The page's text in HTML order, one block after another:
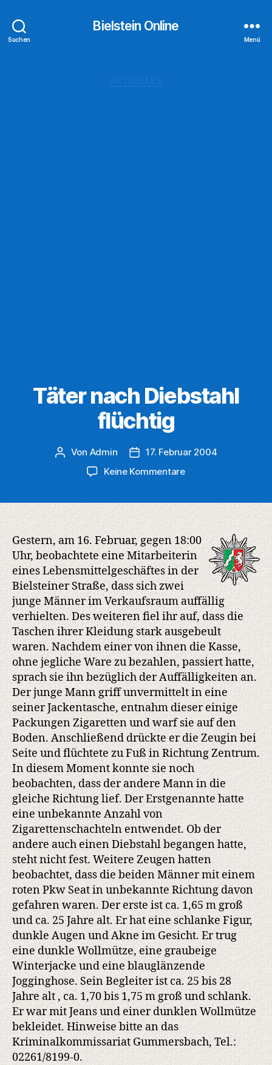
Suchen
Bielstein Online
Menü
Täter nach Diebstahl
flüchtig
Beitragsautor
Von Admin Veröffentlichungsdatum
17. Februar 2004
Keine Kommentarezu
Diebstahl
flüchtig
Gestern, am 16. Februar, gegen 18:00
Uhr, beobachtete eine Mitarbeiterin
eines Lebensmittelgeschäftes in der
Bielsteiner Straße, dass sich zwei
junge Männer im Verkaufsraum auffällig
verhielten. Des weiteren fiel ihr auf, dass die
Taschen ihrer Kleidung stark ausgebeult
waren. Nachdem einer von ihnen die Kasse,
ohne jegliche Ware zu bezahlen, passiert hatte,
sprach sie ihn bezüglich der Auffälligkeiten an.
Der junge Mann griff unvermittelt in eine
seiner Jackentasche, entnahm dieser einige
Packungen Zigaretten und warf sie auf den
Boden. Anschließend drückte er die Zeugin bei
Seite und flüchtete zu Fuß in Richtung Zentrum.
In diesem Moment konnte sie noch
beobachten, dass der andere Mann in die
gleiche Richtung lief. Der Erstgenannte hatte
eine unbekannte Anzahl von
Zigarettenschachteln entwendet. Ob der
andere auch einen Diebstahl begangen hatte,
steht nicht fest. Weitere Zeugen hatten
beobachtet, dass die beiden Männer mit einem
roten Pkw Seat in unbekannte Richtung davon
gefahren waren. Der erste ist ca. 1,65 m groß
und ca. 25 Jahre alt. Er hat eine schlanke Figur,
dunkle Augen und Akne im Gesicht. Er trug
eine dunkle Wollmütze, eine graubeige
Winterjacke und eine blauglänzende
Jogginghose. Sein Begleiter ist ca. 25 bis 28
Jahre alt , ca. 1,70 bis 1,75 m groß und schlank.
Er war mit Jeans und einer dunklen Wollmütze
bekleidet. Hinweise bitte an das
Kriminalkommissariat Gummersbach, Tel.:
02261/8199-0.